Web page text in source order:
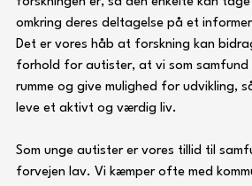
omkring deres deltagelse på et
Det er vores håb at forskning kan
forhold for autister, at vi som
rumme og give mulighed for udvikling,
leve et aktivt og værdig liv.
Som unge autister er vores tillid til
forvejen lav. Vi kæmper ofte med